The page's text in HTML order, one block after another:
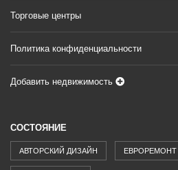
Торговые центры
Политика конфиденциальности
Добавить недвижимость
СОСТОЯНИЕ
АВТОРСКИЙ ДИЗАЙН ЕВРОРЕМОНТ